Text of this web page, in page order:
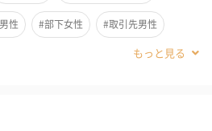
性 #部下女性 #取引先男性
#2歳